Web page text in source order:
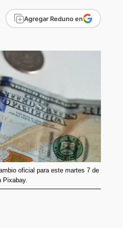
Agregar Reduno en
oficial para este martes 7 de
Pixabay.